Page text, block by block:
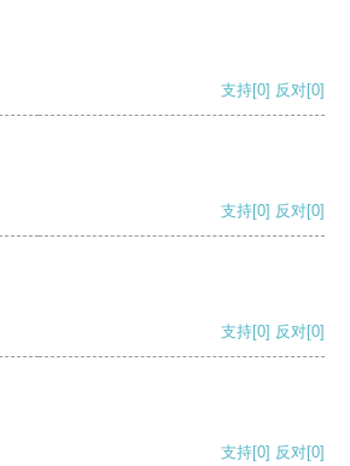
支持[0] 反对[0]
支持[0] 反对[0]
支持[0] 反对[0]
支持[0] 反对[0]